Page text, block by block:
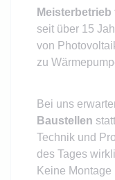
seit über 15
von
zu
Bei uns
Baustellen
Technik und
des Tages
Keine